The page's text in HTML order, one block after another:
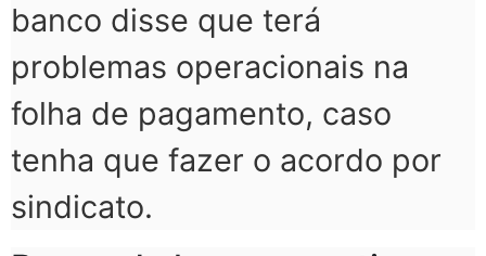
banco disse que terá
problemas operacionais na
folha de pagamento, caso
tenha que fazer o acordo por
sindicato.